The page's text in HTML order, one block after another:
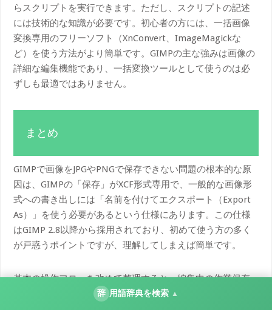
らスクリプトを実行できます。ただし、スクリプトの記述
には技術的な知識が必要です。初心者の方には、一括画像
変換専用のフリーソフト（XnConvert、ImageMagickな
ど）を使う方法がより簡単です。GIMPの主な強みは画像の
詳細な編集機能であり、一括変換ツールとして使うのは必
ずしも最適ではありません。
まとめ
GIMPで画像をJPGやPNGで保存できない問題の根本的な原
因は、GIMPの「保存」がXCF形式専用で、一般的な画像形
式への書き出しには「名前を付けてエクスポート（Export
As）」を使う必要があるという仕様にあります。この仕様
はGIMP 2.8以降から採用されており、初めて使う方の多く
が戸惑うポイントですが、理解してしまえば簡単です。
基本の操作フローを改めて整理すると、編集中の作業保存
には「ファイル」→「保存（Ctrl+S）」でXCF形式を使い、
辞 用語辞典を検索 ▲